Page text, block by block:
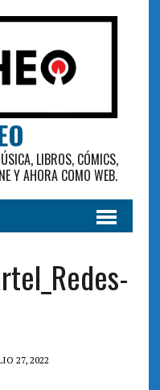
LIBROS, CÓMICS,
Y AHORA COMO WEB.
27, 2022